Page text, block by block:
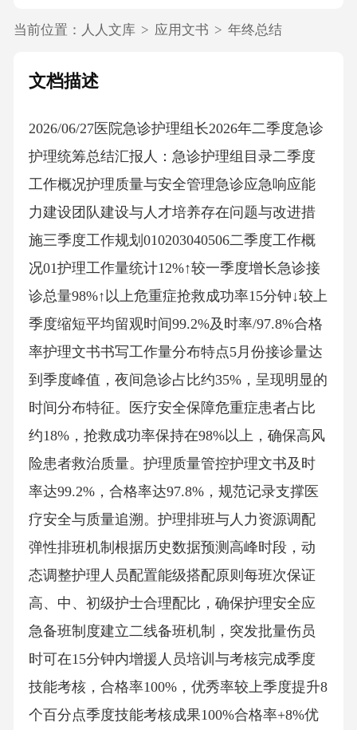
当前位置： 人人文库 > 应用文书 > 年终总结
文档描述
2026/06/27医院急诊护理组长2026年二季度急诊
护理统筹总结汇报人：急诊护理组目录二季度
工作概况护理质量与安全管理急诊应急响应能
力建设团队建设与人才培养存在问题与改进措
施三季度工作规划010203040506二季度工作概
况01护理工作量统计12%↑较一季度增长急诊接
诊总量98%↑以上危重症抢救成功率15分钟↓较上
季度缩短平均留观时间99.2%及时率/97.8%合格
率护理文书书写工作量分布特点5月份接诊量达
到季度峰值，夜间急诊占比约35%，呈现明显的
时间分布特征。医疗安全保障危重症患者占比
约18%，抢救成功率保持在98%以上，确保高风
险患者救治质量。护理质量管控护理文书及时
率达99.2%，合格率达97.8%，规范记录支撑医
疗安全与质量追溯。护理排班与人力资源调配
弹性排班机制根据历史数据预测高峰时段，动
态调整护理人员配置能级搭配原则每班次保证
高、中、初级护士合理配比，确保护理安全应
急备班制度建立二线备班机制，突发批量伤员
时可在15分钟内增援人员培训与考核完成季度
技能考核，合格率100%，优秀率较上季度提升8
个百分点季度技能考核成果100%合格率+8%优